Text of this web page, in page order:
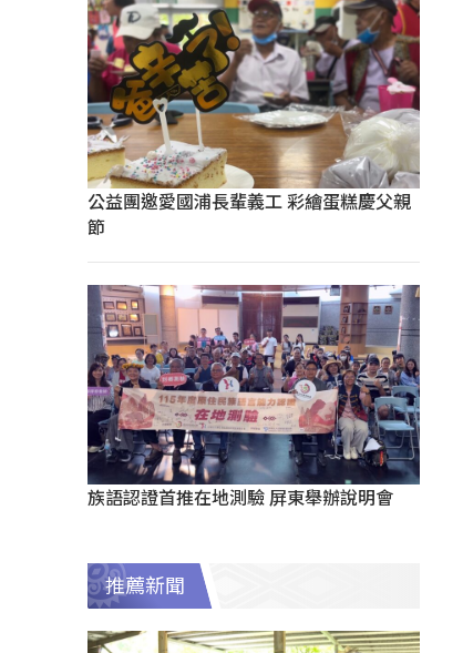
公益團邀愛國浦長輩義工 彩繪蛋糕慶父親
節
族語認證首推在地測驗 屏東舉辦說明會
推薦新聞